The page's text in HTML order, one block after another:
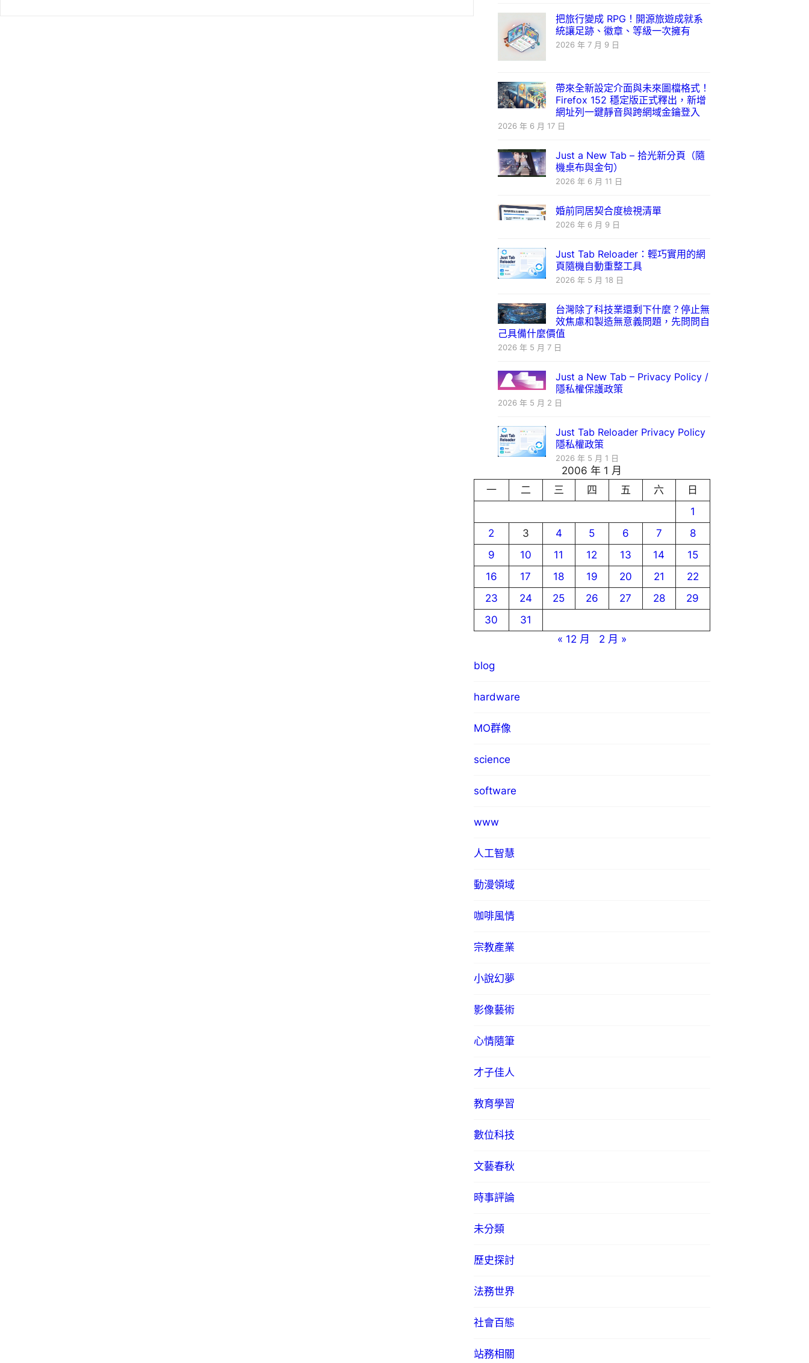
把旅行變成 RPG！開源旅遊成就系
統讓足跡、徽章、等級一次擁有
2026 年 7 月 9 日
帶來全新設定介面與未來圖檔格式！
Firefox 152 穩定版正式釋出，新增
網址列一鍵靜音與跨網域金鑰登入
2026 年 6 月 17 日
Just a New Tab – 拾光新分頁（隨
機桌布與金句）
2026 年 6 月 11 日
婚前同居契合度檢視清單
2026 年 6 月 9 日
Just Tab Reloader：輕巧實用的網
頁隨機自動重整工具
2026 年 5 月 18 日
台灣除了科技業還剩下什麼？停止無
效焦慮和製造無意義問題，先問問自
己具備什麼價值
2026 年 5 月 7 日
Just a New Tab – Privacy Policy /
隱私權保護政策
2026 年 5 月 2 日
Just Tab Reloader Privacy Policy
隱私權政策
2026 年 5 月 1 日
2006 年 1 月
一
二 三 四 五 六
日
1
2
3 4 5 6 7
8
9
10 11 12 13 14
15
16
17 18 19 20 21
22
23
24 25 26 27 28
29
30
31
« 12 月
2 月 »
blog
hardware
MO群像
science
software
www
人工智慧
動漫領域
咖啡風情
宗教產業
小說幻夢
影像藝術
心情隨筆
才子佳人
教育學習
數位科技
文藝春秋
時事評論
未分類
歷史探討
法務世界
社會百態
站務相關